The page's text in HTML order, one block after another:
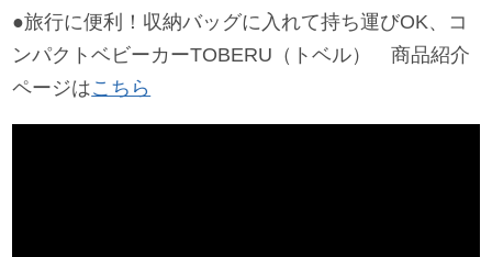
●旅行に便利！収納バッグに入れて持ち運びOK、コ
ンパクトベビーカーTOBERU（トベル） 商品紹介
ページはこちら